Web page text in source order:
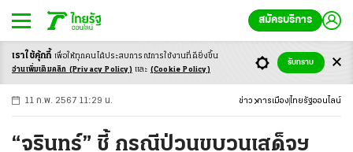
สมัครบริการ
-ก ก ก+
11 ก.พ. 2567 11:29 น. ข่าว การเมือง ไทยรัฐออนไลน์
“จุรินทร์” ชี้ กรณีป่วนขบวนเสด็จฯ
เราใช้คุ้กกี้ เพื่อให้ทุกคนได้ประสบการณ์การใช้งานที่ดียิ่งขึ้น
อ่านเพิ่มเติมคลิก (Privacy Policy) และ (Cookie Policy)
รับทราบ